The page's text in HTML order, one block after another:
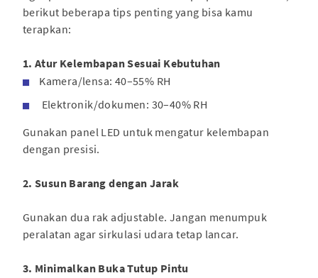
berikut beberapa tips penting yang bisa kamu
terapkan:
1. Atur Kelembapan Sesuai Kebutuhan
Kamera/lensa: 40–55% RH
Elektronik/dokumen: 30–40% RH
Gunakan panel LED untuk mengatur kelembapan
dengan presisi.
2. Susun Barang dengan Jarak
Gunakan dua rak adjustable. Jangan menumpuk
peralatan agar sirkulasi udara tetap lancar.
3. Minimalkan Buka Tutup Pintu